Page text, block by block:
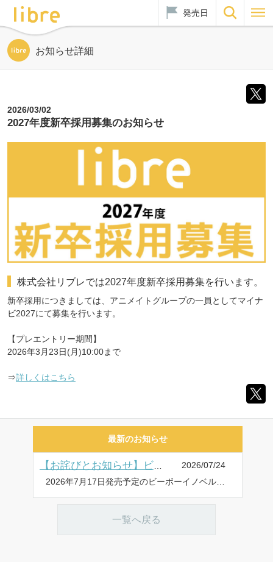
発売日
お知らせ詳細
2026/03/02
2027年度新卒採用募集のお知らせ
株式会社リブレでは2027年度新卒採用募集を行います。
新卒採用につきましては、アニメイトグループの一員としてマイナ
ビ2027にて募集を行います。
【プレエントリー期間】
2026年3月23日(月)10:00まで
⇒詳しくはこちら
最新のお知らせ
【お詫びとお知らせ】ビーボーイノベルズ「はなれがたいけもの 愛を求める(仮)」発売延期について
2026/07/24
2026年7月17日発売予定のビーボーイノベルズ「はなれがたいけもの 愛を求める(仮)」(著:八十庭たづ先生 画:佐々木久美子先生)の発売が延期になりました。 お待ち下さっていた皆様に心よりお詫び申し上げます。 発売日など詳細が決まり次第、お知らせいたします。 引き続き皆様には楽しみにお待ち頂けますと幸いです。
一覧へ戻る